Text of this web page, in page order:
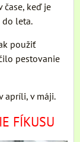
čase, keď je
leta.
použiť
pestovanie
apríli, v máji.
FÍKUSU